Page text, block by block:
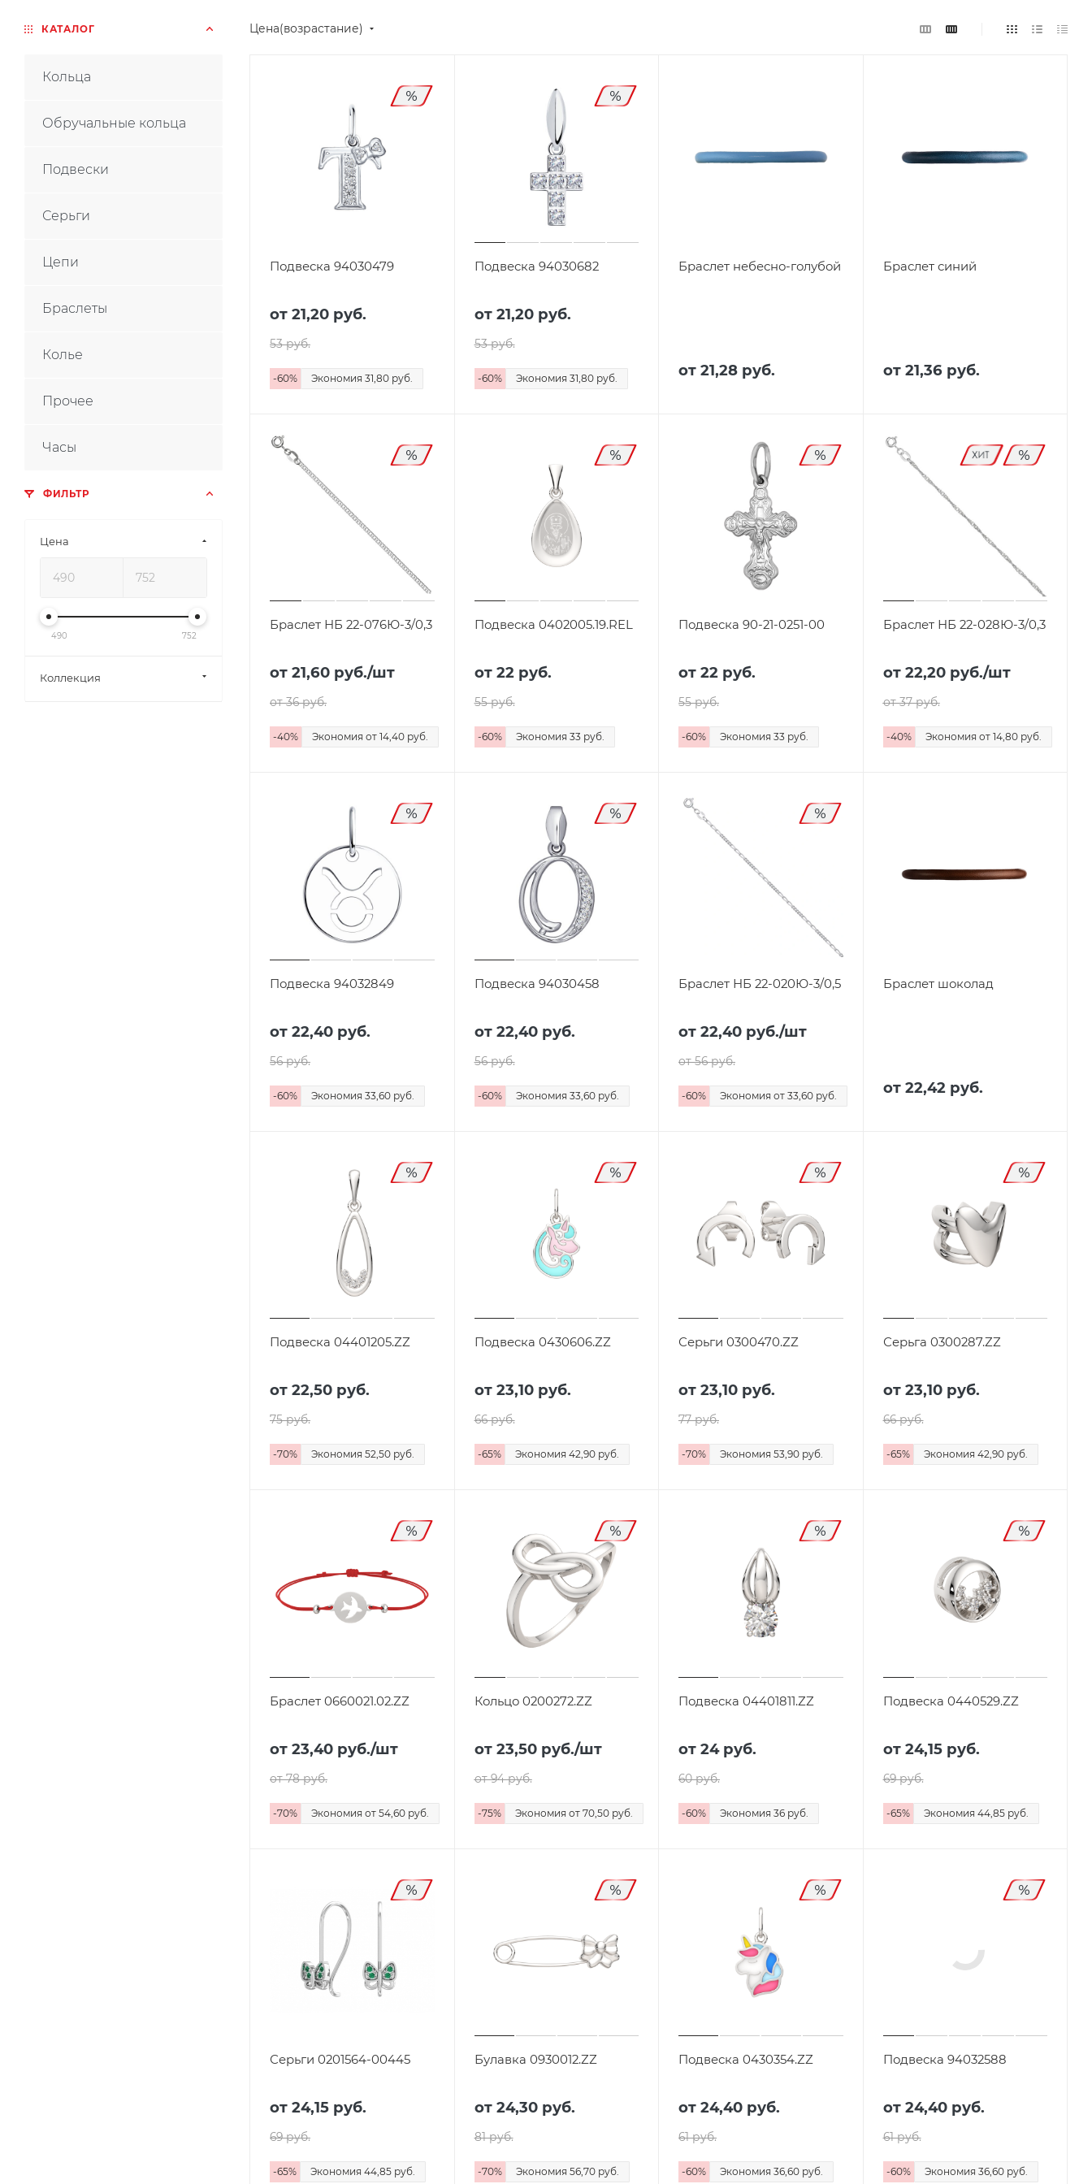
Цена(возрастание)
Подвеска 94030479
от 21,20 руб.
53 руб.
-60% Экономия 31,80 руб.
Подвеска 94030682
от 21,20 руб.
53 руб.
-60% Экономия 31,80 руб.
Браслет небесно-голубой
от 21,28 руб.
Браслет синий
от 21,36 руб.
Браслет НБ 22-076Ю-3/0,3
от 21,60 руб./шт
от 36руб.
-40% Экономия от 14,40 руб.
Подвеска 0402005.19.REL
от 22 руб.
55 руб.
-60% Экономия 33 руб.
Подвеска 90-21-0251-00
от 22 руб.
55 руб.
-60% Экономия 33 руб.
Браслет НБ 22-028Ю-3/0,3
от 22,20руб./шт
от 37руб.
-40% Экономия от 14,80руб.
Подвеска 94032849
от 22,40 руб.
56 руб.
-60% Экономия 33,60 руб.
Подвеска 94030458
от 22,40 руб.
56 руб.
-60% Экономия 33,60 руб.
Браслет НБ 22-020Ю-3/0,5
от 22,40 руб./шт
от 56руб.
-60% Экономия от 33,60 руб.
Браслет шоколад
от 22,42 руб.
Подвеска 04401205.ZZ
от 22,50 руб.
75 руб.
-70% Экономия 52,50 руб.
Подвеска 0430606.ZZ
от 23,10 руб.
66 руб.
-65% Экономия 42,90 руб.
Серьги 0300470.ZZ
от 23,10 руб.
77 руб.
-70% Экономия 53,90 руб.
Серьга 0300287.ZZ
от 23,10 руб.
66 руб.
-65% Экономия 42,90 руб.
Браслет 0660021.02.ZZ
от 23,40 руб./шт
от 78руб.
-70% Экономия от 54,60 руб.
Кольцо 0200272.ZZ
от 23,50руб./шт
от 94руб.
-75% Экономия от 70,50руб.
Подвеска 04401811.ZZ
от 24 руб.
60 руб.
-60% Экономия 36 руб.
Подвеска 0440529.ZZ
от 24,15 руб.
69 руб.
-65% Экономия 44,85 руб.
Серьги 0201564-00445
от 24,15 руб.
69 руб.
-65% Экономия 44,85 руб.
Булавка 0930012.ZZ
от 24,30 руб.
81 руб.
-70% Экономия 56,70 руб.
Подвеска 0430354.ZZ
от 24,40 руб.
61 руб.
-60% Экономия 36,60 руб.
Подвеска 94032588
от 24,40 руб.
61 руб.
-60% Экономия 36,60 руб.
КАТАЛОГ
Кольца
Обручальные кольца
Подвески
Серьги
Цепи
Браслеты
Колье
Прочее
Часы
ФИЛЬТР
Цена
490 752
Коллекция